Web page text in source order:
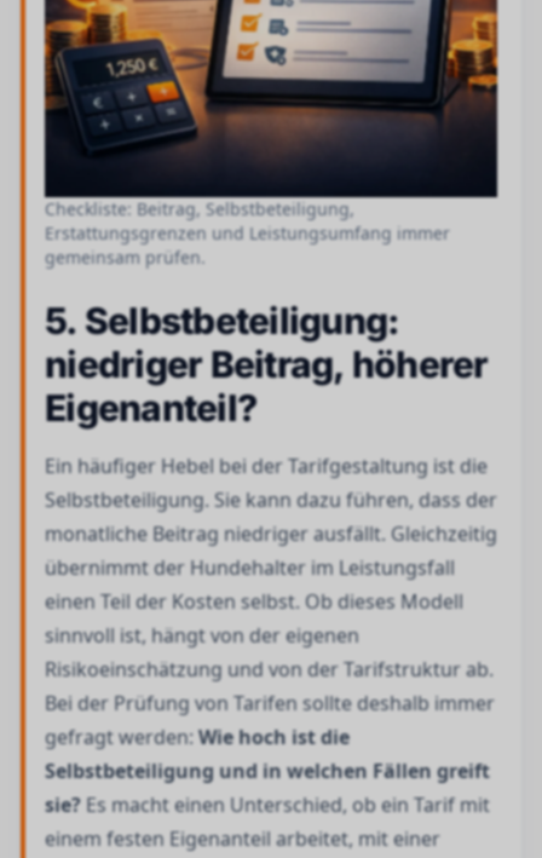
Checkliste: Beitrag, Selbstbeteiligung,
Erstattungsgrenzen und Leistungsumfang immer
gemeinsam prüfen.
5. Selbstbeteiligung:
niedriger Beitrag, höherer
Eigenanteil?
Ein häufiger Hebel bei der Tarifgestaltung ist die
Selbstbeteiligung. Sie kann dazu führen, dass der
monatliche Beitrag niedriger ausfällt. Gleichzeitig
übernimmt der Hundehalter im Leistungsfall
einen Teil der Kosten selbst. Ob dieses Modell
sinnvoll ist, hängt von der eigenen
Risikoeinschätzung und von der Tarifstruktur ab.
Bei der Prüfung von Tarifen sollte deshalb immer
gefragt werden:Wie hoch ist die
Selbstbeteiligung und in welchen Fällen greift
sie?Es macht einen Unterschied, ob ein Tarif mit
einem festen Eigenanteil arbeitet, mit einer